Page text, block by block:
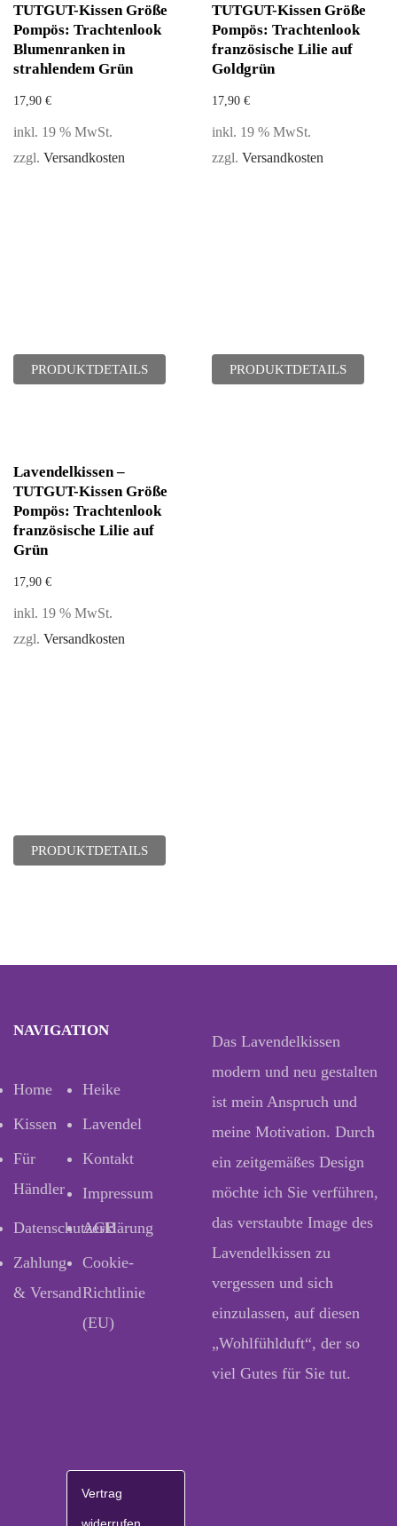
TUTGUT-Kissen Größe
Pompös: Trachtenlook
Blumenranken in
strahlendem Grün
17,90 €
inkl. 19 % MwSt.
zzgl. Versandkosten
PRODUKTDETAILS
TUTGUT-Kissen Größe
Pompös: Trachtenlook
französische Lilie auf
Goldgrün
17,90 €
inkl. 19 % MwSt.
zzgl. Versandkosten
PRODUKTDETAILS
Lavendelkissen –
TUTGUT-Kissen Größe
Pompös: Trachtenlook
französische Lilie auf
Grün
17,90 €
inkl. 19 % MwSt.
zzgl. Versandkosten
PRODUKTDETAILS
NAVIGATION
Home
Heike
Kissen
Lavendel
Für
Händler
Kontakt
Impressum
Datenschutzerklärung
AGB
Zahlung
& Versand
Cookie-
Richtlinie
(EU)
Das Lavendelkissen
modern und neu gestalten
ist mein Anspruch und
meine Motivation. Durch
ein zeitgemäßes Design
möchte ich Sie verführen,
das verstaubte Image des
Lavendelkissen zu
vergessen und sich
einzulassen, auf diesen
„Wohlfühlduft“, der so
viel Gutes für Sie tut.
Vertrag
widerrufen